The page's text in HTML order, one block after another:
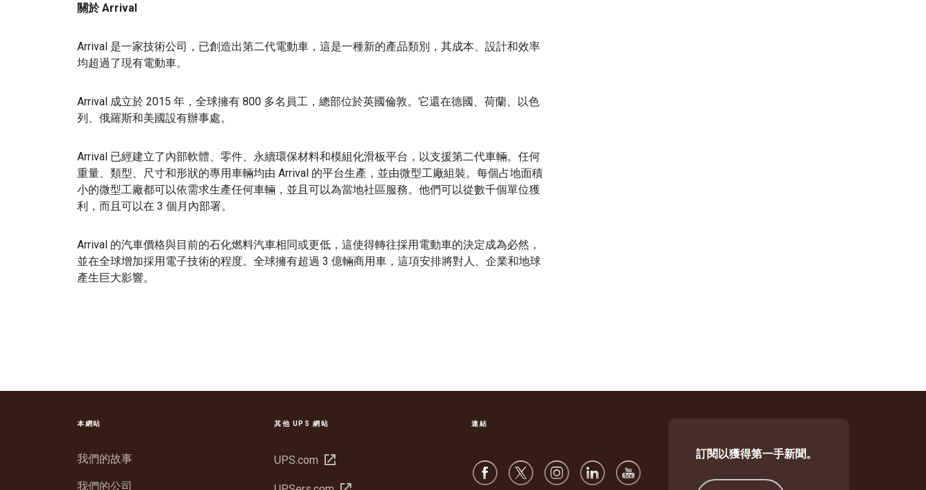
關於 Arrival
Arrival 是一家技術公司，已創造出第二代電動車，這是一種新的產品類別，其成本、設計和效率
均超過了現有電動車。
Arrival 成立於 2015 年，全球擁有 800 多名員工，總部位於英國倫敦。它還在德國、荷蘭、以色
列、俄羅斯和美國設有辦事處。
Arrival 已經建立了內部軟體、零件、永續環保材料和模組化滑板平台，以支援第二代車輛。任何
重量、類型、尺寸和形狀的專用車輛均由 Arrival 的平台生產，並由微型工廠組裝。每個占地面積
小的微型工廠都可以依需求生產任何車輛，並且可以為當地社區服務。他們可以從數千個單位獲
利，而且可以在 3 個月內部署。
Arrival 的汽車價格與目前的石化燃料汽車相同或更低，這使得轉往採用電動車的決定成為必然，
並在全球增加採用電子技術的程度。全球擁有超過 3 億輛商用車，這項安排將對人、企業和地球
產生巨大影響。
本網站
我們的故事
我們的公司
其他 UPS 網站
UPS.com 在
連結
訂閱以獲得第一手新聞。